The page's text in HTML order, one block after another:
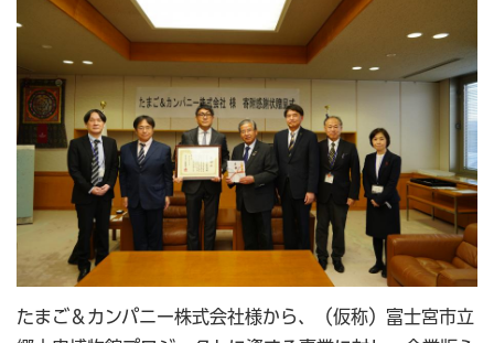
たまご＆カンパニー株式会社様から、（仮称）富士宮市立